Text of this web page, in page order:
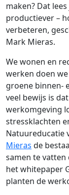
maken? Dat
productiever –
verbeteren,
Mark Mieras.
We wonen en
werken doen
groene binnen-
veel bewijs is
werkomgeving
stressklachten
Natuureducatie
Mieras de
samen te vatten
het whitepaper
planten de